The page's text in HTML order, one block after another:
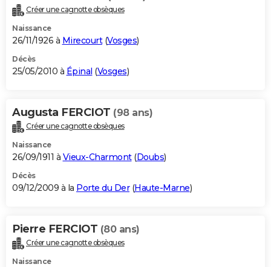
Créer une cagnotte obsèques
Naissance
26/11/1926 à Mirecourt(Vosges)
Décès
25/05/2010 à Épinal (Vosges)
Augusta FERCIOT (98 ans)
Créer une cagnotte obsèques
Naissance
26/09/1911 à Vieux-Charmont(Doubs)
Décès
09/12/2009 à la Porte du Der(Haute-Marne)
Pierre FERCIOT (80 ans)
Créer une cagnotte obsèques
Naissance